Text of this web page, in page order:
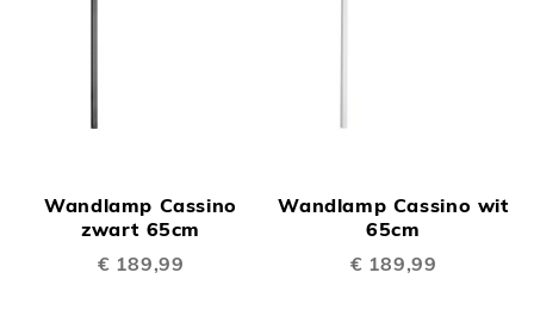
Wandlamp Cassino
zwart 65cm
€ 189,99
Wandlamp Cassino wit
65cm
€ 189,99